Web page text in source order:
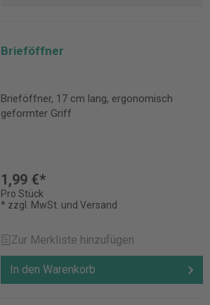
Brieföffner
Brieföffner, 17 cm lang, ergonomisch
geformter Griff
1,99 €*
Pro Stück
* zzgl. MwSt. und Versand
Zur Merkliste hinzufügen
In den Warenkorb